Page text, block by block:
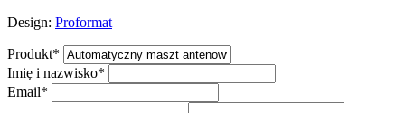
Design: Proformat
Produkt*
Imię i nazwisko*
Email*